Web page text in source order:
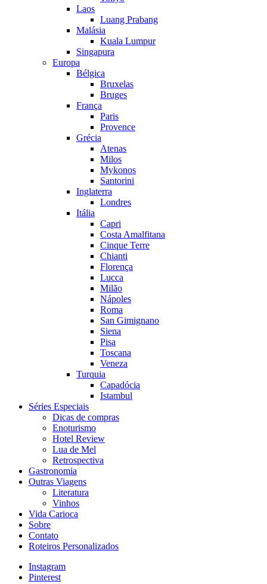
Laos
Luang Prabang
Malásia
Kuala Lumpur
Singapura
Europa
Bélgica
Bruxelas
Bruges
França
Paris
Provence
Grécia
Atenas
Milos
Mykonos
Santorini
Inglaterra
Londres
Itália
Capri
Costa Amalfitana
Cinque Terre
Chianti
Florença
Lucca
Milão
Nápoles
Roma
San Gimignano
Siena
Pisa
Toscana
Veneza
Turquia
Capadócia
Istambul
Séries Especiais
Dicas de compras
Enoturismo
Hotel Review
Lua de Mel
Retrospectiva
Gastronomia
Outras Viagens
Literatura
Vinhos
Vida Carioca
Sobre
Contato
Roteiros Personalizados
Instagram
Pinterest